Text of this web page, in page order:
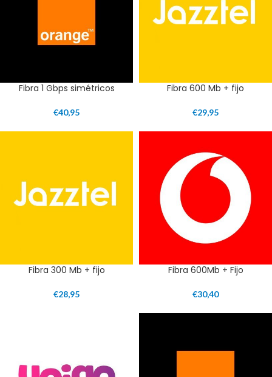
Fibra 1 Gbps simétricos
€40,95
Fibra 600 Mb + fijo
€29,95
Fibra 300 Mb + fijo
€28,95
Fibra 600Mb + Fijo
€30,40